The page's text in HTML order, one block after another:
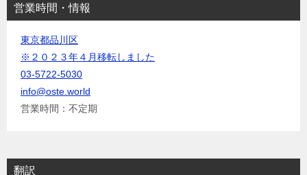
営業時間・情報
東京都品川区
※２０２３年４月移転しました
03-5722-5030
info@oste.world
営業時間：不定期
翻訳